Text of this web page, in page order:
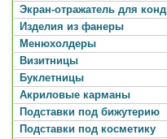
Экран-отражатель для
Изделия из фанеры
Менюхолдеры
Визитницы
Буклетницы
Акриловые карманы
Подставки под бижутерию
Подставки под косметику